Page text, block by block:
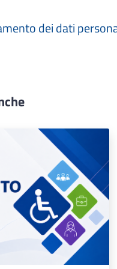
dei dati